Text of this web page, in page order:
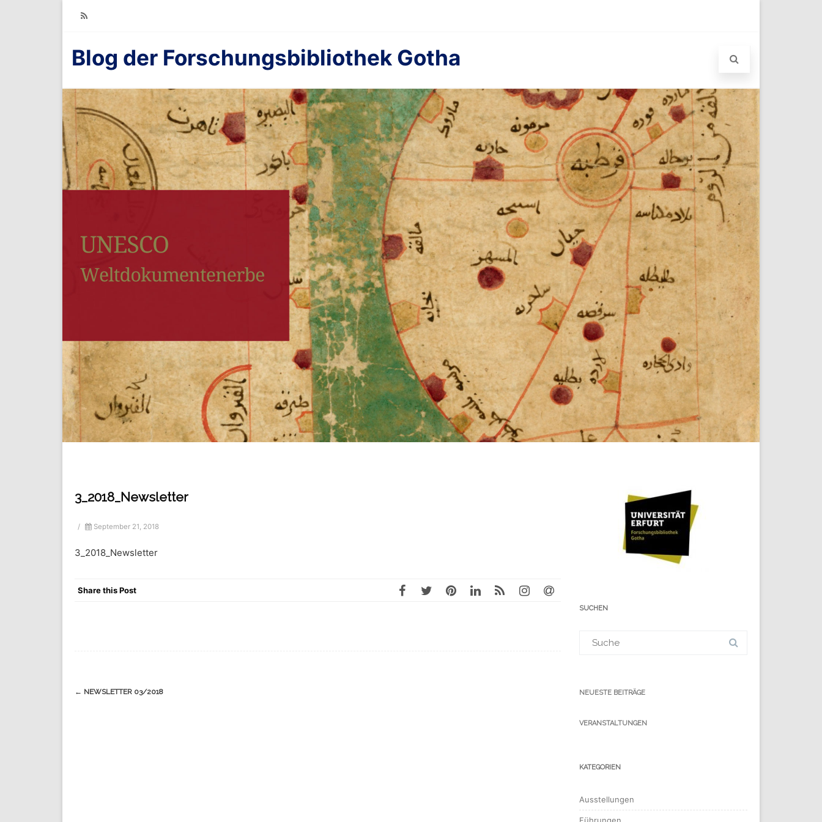
RSS
Blog der Forschungsbibliothek Gotha
3_2018_Newsletter
/ September 21, 2018
3_2018_Newsletter
Share this Post
Navigation
← NEWSLETTER 03/2018
SUCHEN
für:
NEUESTE BEITRÄGE
VERANSTALTUNGEN
KATEGORIEN
Ausstellungen
Führungen